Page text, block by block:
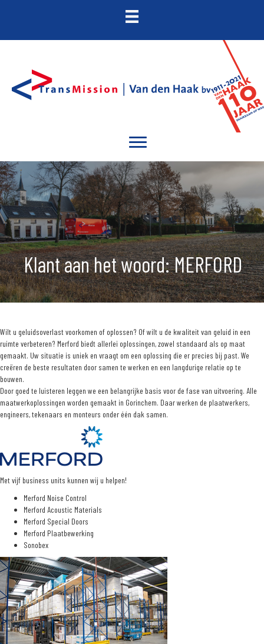
Klant aan het woord: MERFORD
Wilt u geluidsoverlast voorkomen of oplossen? Of wilt u de kwaliteit van geluid in een
ruimte verbeteren? Merford biedt allerlei oplossingen, zowel standaard als op maat
gemaakt. Uw situatie is uniek en vraagt om een oplossing die er precies bij past. We
creëren de beste resultaten door samen te werken en een langdurige relatie op te
bouwen.
Door goed te luisteren leggen we een belangrijke basis voor de fase van uitvoering. Alle
maatwerkoplossingen worden gemaakt in Gorinchem. Daar werken de plaatwerkers,
engineers, tekenaars en monteurs onder één dak samen.
Met vijf business units kunnen wij u helpen!
Merford Noise Control
Merford Acoustic Materials
Merford Special Doors
Merford Plaatbewerking
Sonobex